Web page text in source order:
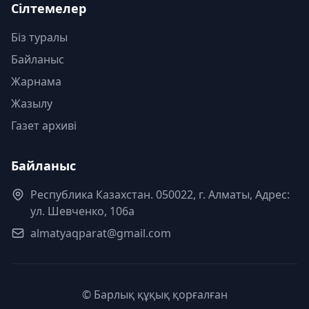
Сілтемелер
Біз туралы
Байланыс
Жарнама
Жазылу
Газет архиві
Байланыс
Республика Казахстан. 050022, г. Алматы, Адрес:
ул. Шевченко, 106а
almatyaqparat@gmail.com
© Барлық құқық қорғалған